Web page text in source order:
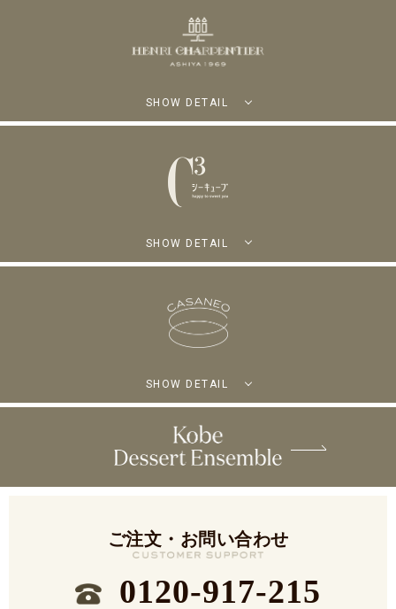
SHOW DETAIL
SHOW DETAIL
SHOW DETAIL
ご注文・お問い合わせ
0120-917-215